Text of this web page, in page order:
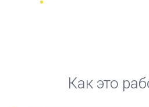
Как это